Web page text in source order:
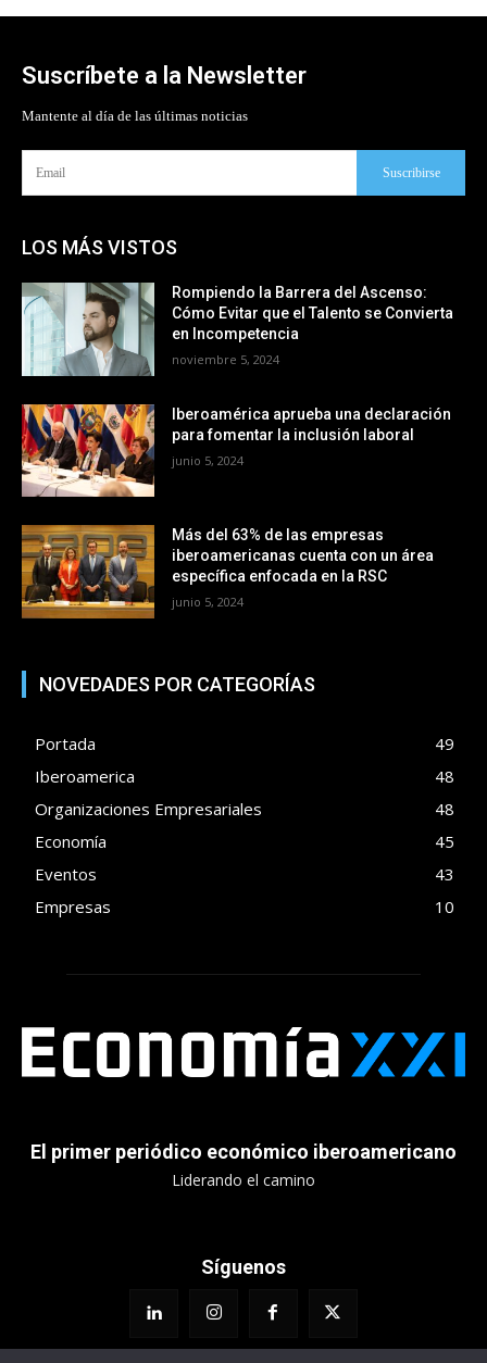
Suscríbete a la Newsletter
Mantente al día de las últimas noticias
Suscribirse
LOS MÁS VISTOS
Rompiendo la Barrera del Ascenso:
Cómo Evitar que el Talento se Convierta
en Incompetencia
noviembre 5, 2024
Iberoamérica aprueba una declaración
para fomentar la inclusión laboral
junio 5, 2024
Más del 63% de las empresas
iberoamericanas cuenta con un área
específica enfocada en la RSC
junio 5, 2024
NOVEDADES POR CATEGORÍAS
Portada
49
Iberoamerica
48
Organizaciones Empresariales
48
Economía
45
Eventos
43
Empresas
10
El primer periódico económico iberoamericano
Liderando el camino
Síguenos